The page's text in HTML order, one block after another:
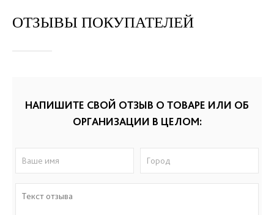
ОТЗЫВЫ ПОКУПАТЕЛЕЙ
НАПИШИТЕ СВОЙ ОТЗЫВ О ТОВАРЕ ИЛИ ОБ
ОРГАНИЗАЦИИ В ЦЕЛОМ: